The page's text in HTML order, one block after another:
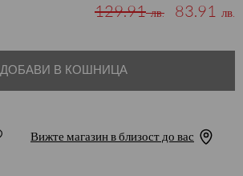
129.91лв. 83.91 лв.
ДОБАВИ В КОШНИЦА
Вижте магазин в близост до вас